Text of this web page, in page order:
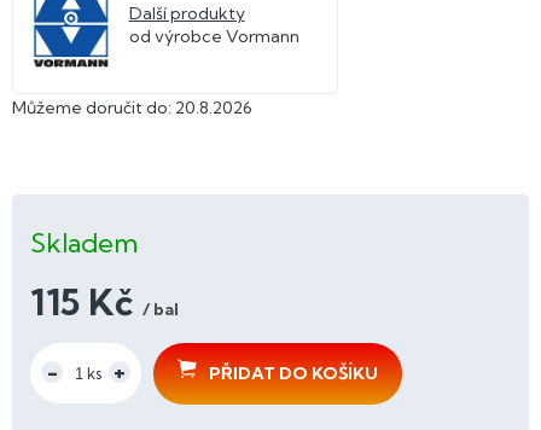
Můžeme doručit do: 20.8.2026
Skladem
115 Kč / bal
cena:
PŘIDAT DO KOŠÍKU
Další produkty
od výrobce Vormann